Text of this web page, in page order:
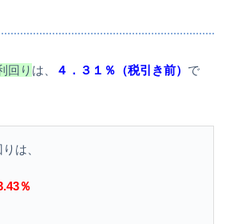
回り は、 ４．３１％（税引き前） で
は、
％